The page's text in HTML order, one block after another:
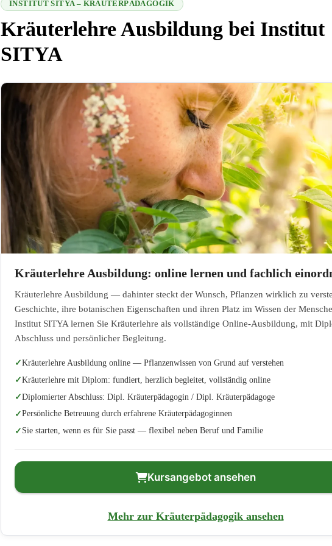
INSTITUT SITYA – KRÄUTERPÄDAGOGIK
Kräuterlehre Ausbildung bei Institut
SITYA
216.73.217.172 2026-08-06 04:13:49
Kräuterlehre Ausbildung: online lernen und fachlich
Kräuterlehre Ausbildung — dahinter steckt der Wunsch, Pflanzen wirklich zu
Geschichte, ihre botanischen Eigenschaften und ihren Platz im Wissen der
Institut SITYA lernen Sie Kräuterlehre als vollständige Online-Ausbildung, mit
Abschluss und persönlicher Begleitung.
Kräuterlehre Ausbildung online — Pflanzenwissen von Grund auf verstehen
Kräuterlehre mit Diplom: fundiert, herzlich begleitet, vollständig online
Diplomierter Abschluss: Dipl. Kräuterpädagogin / Dipl. Kräuterpädagoge
Persönliche Betreuung durch erfahrene Kräuterpädagoginnen
Sie starten, wenn es für Sie passt — flexibel neben Beruf und Familie
Kursangebot ansehen
Mehr zur Kräuterpädagogik ansehen